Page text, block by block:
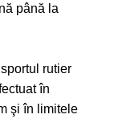
până la
rutier
în
şi în limitele